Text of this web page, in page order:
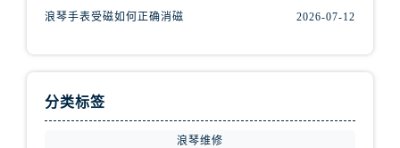
安徽省亳州市谯城区魏武大道浪琴售后服务中心（需提前预约）
浪琴手表受磁如何正确消磁 2026-07-12
分类标签
浪琴维修